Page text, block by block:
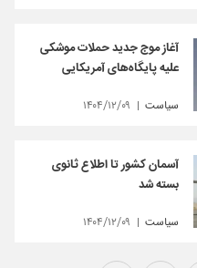
آغاز موج جدید حملات موشکی
علیه پایگاه‌های آمریکایی
سیاست ۱۴۰۴/۱۲/۰۹
آسمان کشور تا اطلاع ثانوی
بسته شد
سیاست ۱۴۰۴/۱۲/۰۹